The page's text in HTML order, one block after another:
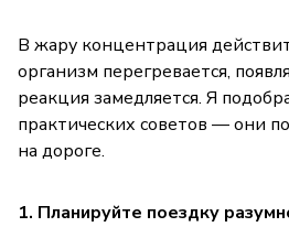
В жару концентрация
организм перегревается,
реакция замедляется. Я
практических советов — они
на дороге.
1. Планируйте поездку